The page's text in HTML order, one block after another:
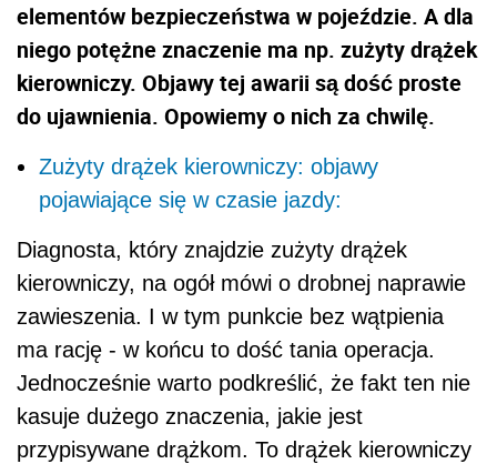
elementów bezpieczeństwa w pojeździe. A dla
niego potężne znaczenie ma np. zużyty drążek
kierowniczy. Objawy tej awarii są dość proste
do ujawnienia. Opowiemy o nich za chwilę.
Zużyty drążek kierowniczy: objawy
pojawiające się w czasie jazdy:
Diagnosta, który znajdzie zużyty drążek
kierowniczy, na ogół mówi o drobnej naprawie
zawieszenia. I w tym punkcie bez wątpienia
ma rację - w końcu to dość tania operacja.
Jednocześnie warto podkreślić, że fakt ten nie
kasuje dużego znaczenia, jakie jest
przypisywane drążkom. To drążek kierowniczy